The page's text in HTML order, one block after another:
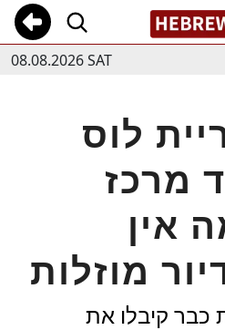
08.08.2026 SAT
לוס
מרכז
אין
כבר קיבלו את